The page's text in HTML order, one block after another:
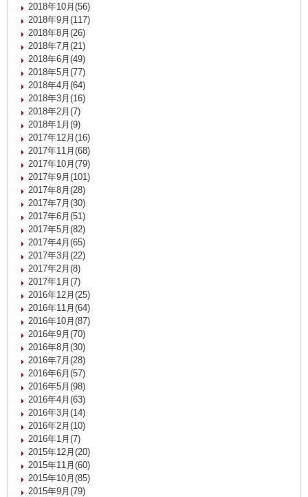
2018年10月(56)
2018年9月(117)
2018年8月(26)
2018年7月(21)
2018年6月(49)
2018年5月(77)
2018年4月(64)
2018年3月(16)
2018年2月(7)
2018年1月(9)
2017年12月(16)
2017年11月(68)
2017年10月(79)
2017年9月(101)
2017年8月(28)
2017年7月(30)
2017年6月(51)
2017年5月(82)
2017年4月(65)
2017年3月(22)
2017年2月(8)
2017年1月(7)
2016年12月(25)
2016年11月(64)
2016年10月(87)
2016年9月(70)
2016年8月(30)
2016年7月(28)
2016年6月(57)
2016年5月(98)
2016年4月(63)
2016年3月(14)
2016年2月(10)
2016年1月(7)
2015年12月(20)
2015年11月(60)
2015年10月(85)
2015年9月(79)